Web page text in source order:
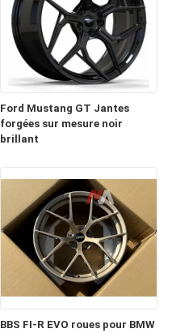
Ford Mustang GT Jantes
forgées sur mesure noir
brillant
BBS FI-R EVO roues pour BMW